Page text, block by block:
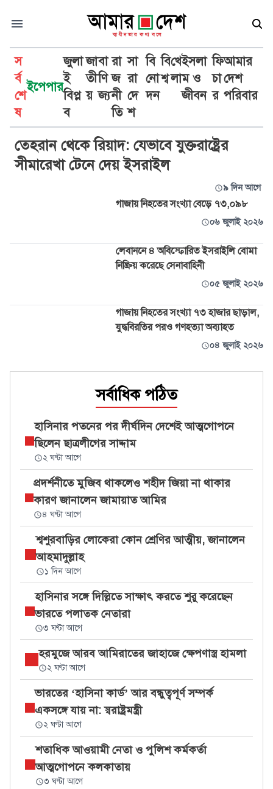
স
র্ব
শে
ষ
ইপেপার
জুলা
ই
বিপ্ল
ব
জা
তী
য়
বা
ণি
জ্য
রা
জ
নী
তি
সা
রা
দে
শ
বি
নো
দন
বি
শ্ব
খে
লা
ইসলা
ম ও
জীবন
ফি
চা
র
আমার
দেশ
পরিবার
ইসরাইলি
তেহরান থেকে রিয়াদ: যেভাবে যুক্তরাষ্ট্রের
সীমারেখা টেনে দেয় ইসরাইল
৯ দিন আগে
গাজায় নিহতের সংখ্যা বেড়ে ৭৩,০৯৮
০৬ জুলাই ২০২৬
লেবাননে ৪ অবিস্ফোরিত ইসরাইলি বোমা
নিষ্ক্রিয় করেছে সেনাবাহিনী
০৫ জুলাই ২০২৬
গাজায় নিহতের সংখ্যা ৭৩ হাজার ছাড়াল,
যুদ্ধবিরতির পরও গণহত্যা অব্যাহত
০৪ জুলাই ২০২৬
সর্বাধিক পঠিত
হাসিনার পতনের পর দীর্ঘদিন দেশেই আত্মগোপনে
ছিলেন ছাত্রলীগের সাদ্দাম
২ ঘণ্টা আগে
প্রদর্শনীতে মুজিব থাকলেও শহীদ জিয়া না থাকার
কারণ জানালেন জামায়াত আমির
৪ ঘণ্টা আগে
শ্বশুরবাড়ির লোকেরা কোন শ্রেণির আত্মীয়, জানালেন
আহমাদুল্লাহ
১ দিন আগে
হাসিনার সঙ্গে দিল্লিতে সাক্ষাৎ করতে শুরু করেছেন
ভারতে পলাতক নেতারা
৩ ঘণ্টা আগে
হরমুজে আরব আমিরাতের জাহাজে ক্ষেপণাস্ত্র হামলা
২ ঘণ্টা আগে
ভারতের ‘হাসিনা কার্ড’ আর বন্ধুত্বপূর্ণ সম্পর্ক
একসঙ্গে যায় না: স্বরাষ্ট্রমন্ত্রী
২ ঘণ্টা আগে
শতাধিক আওয়ামী নেতা ও পুলিশ কর্মকর্তা
আত্মগোপনে কলকাতায়
৩ ঘণ্টা আগে